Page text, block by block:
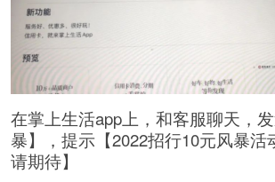
在掌上生活app上，和客服聊天，
暴】，提示【2022招行10元风暴活
请期待】